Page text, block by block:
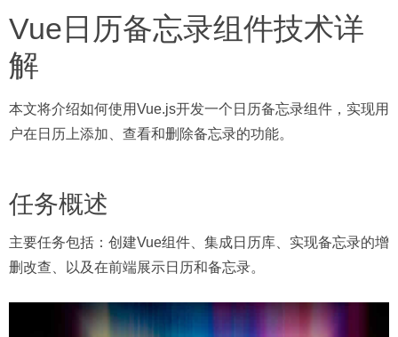
Vue日历备忘录组件技术详
解
本文将介绍如何使用Vue.js开发一个日历备忘录组件，实现用
户在日历上添加、查看和删除备忘录的功能。
任务概述
主要任务包括：创建Vue组件、集成日历库、实现备忘录的增
删改查、以及在前端展示日历和备忘录。